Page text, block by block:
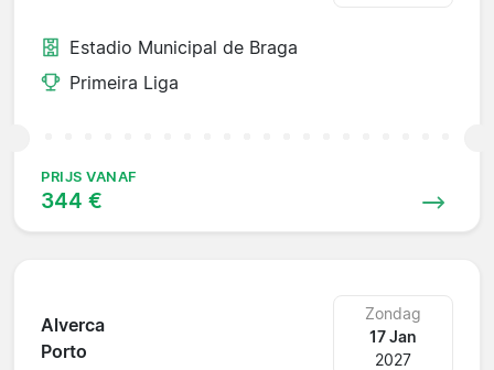
Estadio Municipal de Braga
Primeira Liga
PRIJS VANAF
344 €
Alverca
Porto
Zondag
17 Jan
2027